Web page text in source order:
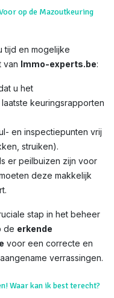
op de Mazoutkeuring
tijd en mogelijke
van Immo-experts.be:
u het
keuringsrapporten
en inspectiepunten vrij
struiken).
er peilbuizen zijn voor
deze makkelijk
stap in het beheer
de erkende
voor een correcte en
verrassingen.
Waar kan ik best terecht?